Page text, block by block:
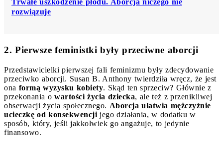
rozwiązuje
2. Pierwsze feministki były przeciwne aborcji
Przedstawicielki pierwszej fali feminizmu były zdecydowanie
przeciwko aborcji. Susan B. Anthony twierdziła wręcz, że jest
ona formą wyzysku kobiety. Skąd ten sprzeciw? Głównie z
przekonania o wartości życia dziecka, ale też z przenikliwej
obserwacji życia społecznego. Aborcja ułatwia mężczyźnie
ucieczkę od konsekwencji jego działania, w dodatku w
sposób, który, jeśli jakkolwiek go angażuje, to jedynie
finansowo.